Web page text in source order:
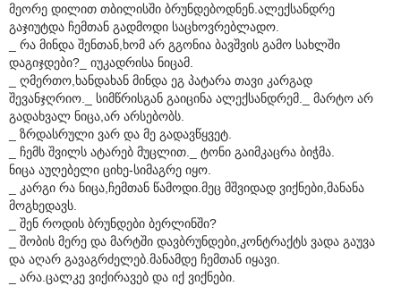
მეორე დილით თბილისში ბრუნდებოდნენ.ალექსანდრე
გაჯიუტდა ჩემთან გადმოდი საცხოვრებლადო.
_ რა მინდა შენთან,ხომ არ გგონია ბავშვის გამო სახლში
დაგიჯდები?_ იუკადრისა ნიცამ.
_ ღმერთო,ხანდახან მინდა ეგ პატარა თავი კარგად
შევანჯღრიო._ სიმწრისგან გაიცინა ალექსანდრემ._ მარტო არ
გადახვალ ნიცა,არ არსებობს.
_ ზრდასრული ვარ და მე გადავწყვეტ.
_ ჩემს შვილს ატარებ მუცლით._ ტონი გაიმკაცრა ბიჭმა.
ნიცა აუღებელი ციხე-სიმაგრე იყო.
_ კარგი რა ნიცა,ჩემთან წამოდი.მეც მშვიდად ვიქნები,მანანა
მოგხედავს.
_ შენ როდის ბრუნდები ბერლინში?
_ შობის მერე და მარტში დავბრუნდები,კონტრაქტს ვადა გაუვა
და აღარ გავაგრძელებ.მანამდე ჩემთან იყავი.
_ არა.ცალკე ვიქირავებ და იქ ვიქნები.